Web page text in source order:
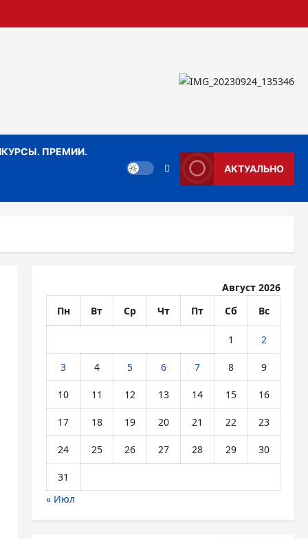
ПРЕМИИ.
АКТУАЛЬНО
Август 2026
Пн
Вт Ср Чт Пт Сб Вс
1 2
3 4 5 6 7 8 9
10 11 12 13 14 15 16
17 18 19 20 21 22 23
24 25 26 27 28 29 30
31
« Июл